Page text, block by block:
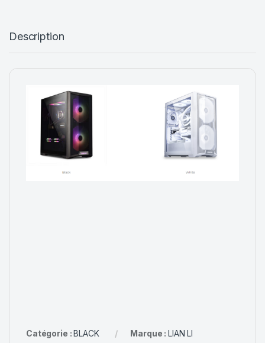
Description
Catégorie :BLACK Marque :LIAN LI